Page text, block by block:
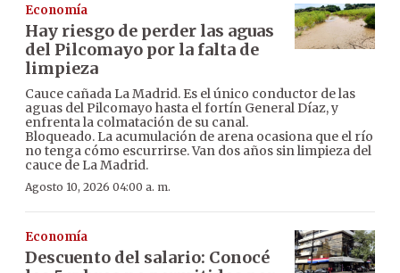
Economía
Hay riesgo de perder las aguas
del Pilcomayo por la falta de
limpieza
Cauce cañada La Madrid. Es el único conductor de las
aguas del Pilcomayo hasta el fortín General Díaz, y
enfrenta la colmatación de su canal.
Bloqueado. La acumulación de arena ocasiona que el río
no tenga cómo escurrirse. Van dos años sin limpieza del
cauce de La Madrid.
Agosto 10, 2026 04:00 a. m.
Economía
Descuento del salario: Conocé